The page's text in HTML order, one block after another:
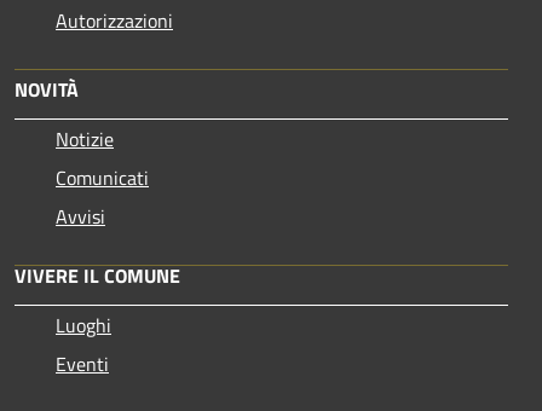
Autorizzazioni
NOVITÀ
Notizie
Comunicati
Avvisi
VIVERE IL COMUNE
Luoghi
Eventi